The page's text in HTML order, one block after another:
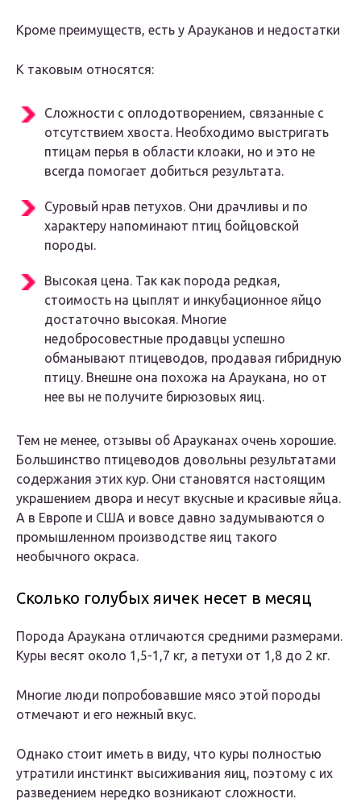
Кроме преимуществ, есть у Арауканов и недостатки
К таковым относятся:
Сложности с оплодотворением, связанные с
отсутствием хвоста. Необходимо выстригать
птицам перья в области клоаки, но и это не
всегда помогает добиться результата.
Суровый нрав петухов. Они драчливы и по
характеру напоминают птиц бойцовской
породы.
Высокая цена. Так как порода редкая,
стоимость на цыплят и инкубационное яйцо
достаточно высокая. Многие
недобросовестные продавцы успешно
обманывают птицеводов, продавая гибридную
птицу. Внешне она похожа на Араукана, но от
нее вы не получите бирюзовых яиц.
Тем не менее, отзывы об Арауканах очень хорошие.
Большинство птицеводов довольны результатами
содержания этих кур. Они становятся настоящим
украшением двора и несут вкусные и красивые яйца.
А в Европе и США и вовсе давно задумываются о
промышленном производстве яиц такого
необычного окраса.
Сколько голубых яичек несет в месяц
Порода Араукана отличаются средними размерами.
Куры весят около 1,5-1,7 кг, а петухи от 1,8 до 2 кг.
Многие люди попробовавшие мясо этой породы
отмечают и его нежный вкус.
Однако стоит иметь в виду, что куры полностью
утратили инстинкт высиживания яиц, поэтому с их
разведением нередко возникают сложности.